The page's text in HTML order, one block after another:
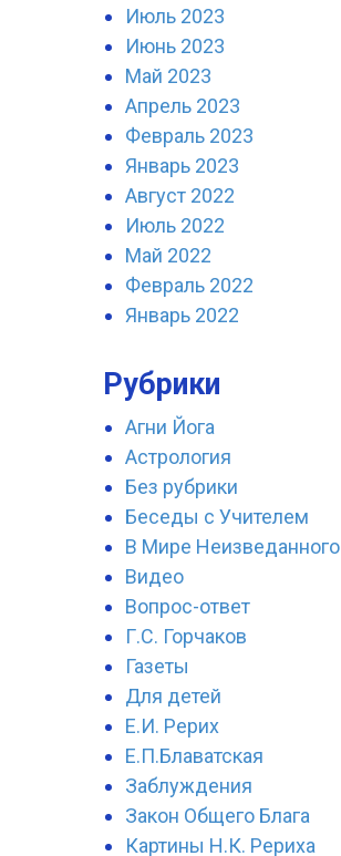
Июль 2023
Июнь 2023
Май 2023
Апрель 2023
Февраль 2023
Январь 2023
Август 2022
Июль 2022
Май 2022
Февраль 2022
Январь 2022
Рубрики
Агни Йога
Астрология
Без рубрики
Беседы с Учителем
В Мире Неизведанного
Видео
Вопрос-ответ
Г.С. Горчаков
Газеты
Для детей
Е.И. Рерих
Е.П.Блаватская
Заблуждения
Закон Общего Блага
Картины Н.К. Рериха